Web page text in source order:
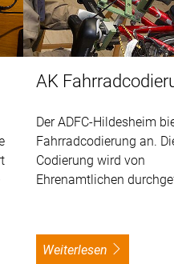
AK
Der ADFC-Hildesheim
Fahrradcodierung an.
Codierung wird von
Ehrenamtlichen
weiterlesen